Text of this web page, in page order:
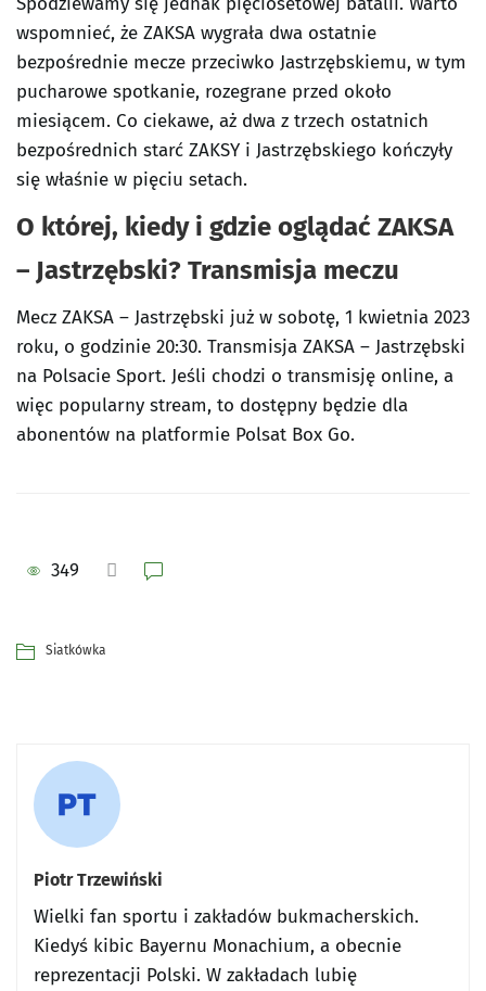
wspomnieć, że ZAKSA wygrała dwa ostatnie
bezpośrednie mecze przeciwko Jastrzębskiemu, w tym
pucharowe spotkanie, rozegrane przed około
miesiącem. Co ciekawe, aż dwa z trzech ostatnich
bezpośrednich starć ZAKSY i Jastrzębskiego kończyły
się właśnie w pięciu setach.
O której, kiedy i gdzie oglądać ZAKSA
– Jastrzębski? Transmisja meczu
Mecz ZAKSA – Jastrzębski już w sobotę, 1 kwietnia 2023
roku, o godzinie 20:30. Transmisja ZAKSA – Jastrzębski
na Polsacie Sport. Jeśli chodzi o transmisję online, a
więc popularny stream, to dostępny będzie dla
abonentów na platformie Polsat Box Go.
349
Siatkówka
Piotr Trzewiński
Wielki fan sportu i zakładów bukmacherskich.
Kiedyś kibic Bayernu Monachium, a obecnie
reprezentacji Polski. W zakładach lubię